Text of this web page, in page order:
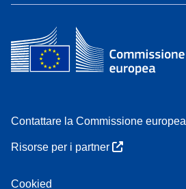
Contattare la Commissione europea
Risorse per i partner
Cookied